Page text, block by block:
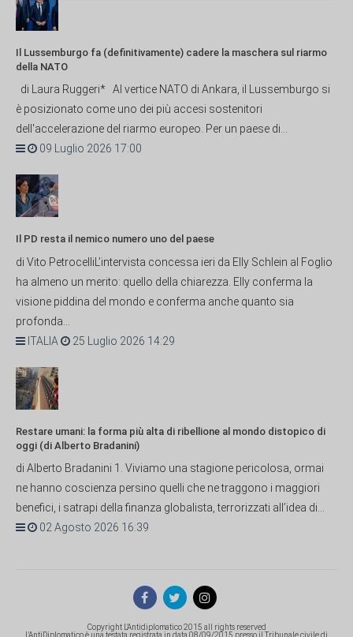
Il Lussemburgo fa (definitivamente) cadere la maschera sul riarmo
della NATO
di Laura Ruggeri* Al vertice NATO di Ankara, il Lussemburgo si
è posizionato come uno dei più accesi sostenitori
dell'accelerazione del riarmo europeo. Per un paese di...
09 Luglio 2026 17:00
Il PD resta il nemico numero uno del paese
di Vito PetrocelliL’intervista concessa ieri da Elly Schlein al Foglio
ha almeno un merito: quello della chiarezza. Elly conferma la
visione piddina del mondo e conferma anche quanto sia
profonda...
ITALIA
25 Luglio 2026 14:29
Restare umani: la forma più alta di ribellione al mondo distopico di
oggi (di Alberto Bradanini)
di Alberto Bradanini 1. Viviamo una stagione pericolosa, ormai
ne hanno coscienza persino quelli che ne traggono i maggiori
benefici, i satrapi della finanza globalista, terrorizzati all’idea di...
02 Agosto 2026 16:39
Copyright L'Antidiplomatico 2015 all rights reserved
L'AntiDiplomatico è una testata registrata in data 08/09/2015 presso il Tribunale civile di